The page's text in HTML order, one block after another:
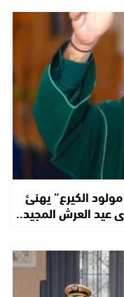
الكيرع” يهنئ
عيد العرش المجيد..